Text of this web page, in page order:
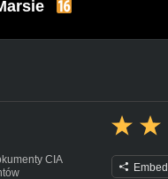
CIA
Embed